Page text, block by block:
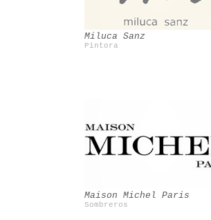
Miluca Sanz
Pintora
Maison Michel Paris
Sombreros
Nacho Aguayo